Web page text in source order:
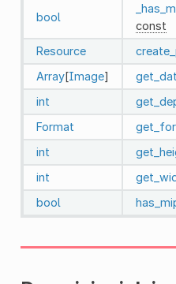
bool
const
Resource
Array[Image]
int
Format
int
int
bool